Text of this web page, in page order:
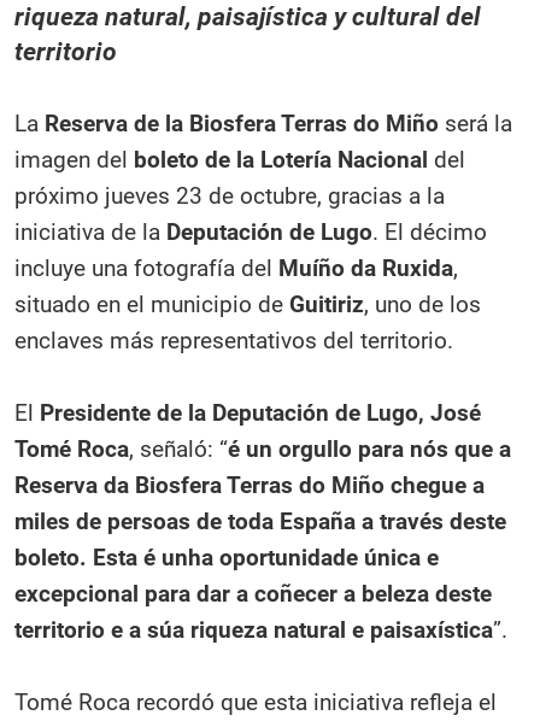
riqueza natural, paisajística y cultural del
territorio
La Reserva de la Biosfera Terras do Miño será la
imagen del boleto de la Lotería Nacional del
próximo jueves 23 de octubre, gracias a la
iniciativa de la Deputación de Lugo. El décimo
incluye una fotografía del Muíño da Ruxida,
situado en el municipio de Guitiriz, uno de los
enclaves más representativos del territorio.
El Presidente de la Deputación de Lugo, José
Tomé Roca, señaló: “é un orgullo para nós que a
Reserva da Biosfera Terras do Miño chegue a
miles de persoas de toda España a través deste
boleto. Esta é unha oportunidade única e
excepcional para dar a coñecer a beleza deste
territorio e a súa riqueza natural e paisaxística”.
Tomé Roca recordó que esta iniciativa refleja el